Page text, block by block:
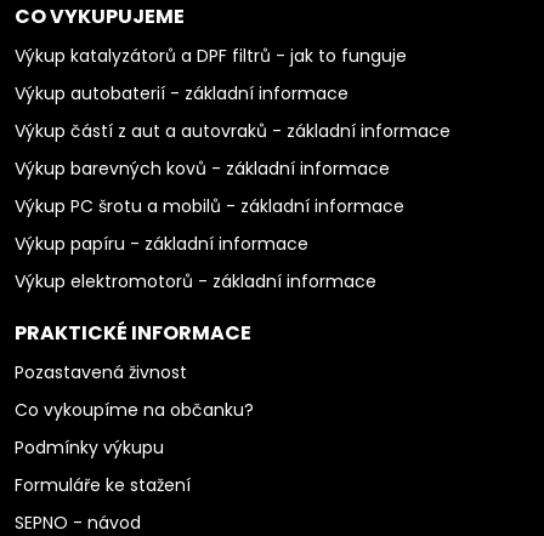
CO VYKUPUJEME
Výkup katalyzátorů a DPF filtrů - jak to funguje
Výkup autobaterií - základní informace
Výkup částí z aut a autovraků - základní informace
Výkup barevných kovů - základní informace
Výkup PC šrotu a mobilů - základní informace
Výkup papíru - základní informace
Výkup elektromotorů - základní informace
PRAKTICKÉ INFORMACE
Pozastavená živnost
Co vykoupíme na občanku?
Podmínky výkupu
Formuláře ke stažení
SEPNO - návod